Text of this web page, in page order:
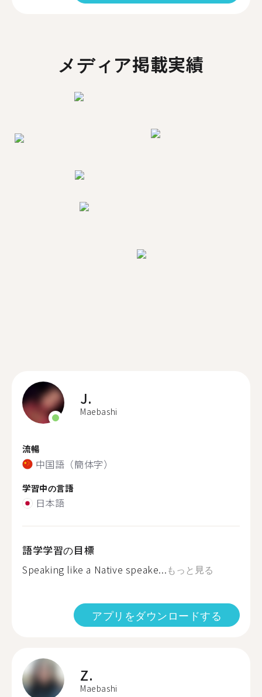
メディア掲載実績
J.
Maebashi
流暢
中国語（簡体字）
学習中の言語
日本語
語学学習の目標
Speaking like a Native speake...もっと見る
アプリをダウンロードする
Z.
Maebashi